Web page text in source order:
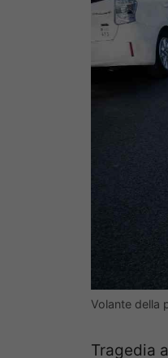
Volante della
Tragedia